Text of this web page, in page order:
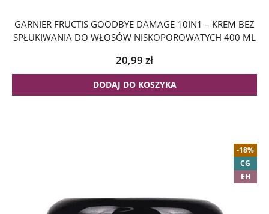
GARNIER FRUCTIS GOODBYE DAMAGE 10IN1 – KREM BEZ
SPŁUKIWANIA DO WŁOSÓW NISKOPOROWATYCH 400 ML
20,99 zł
DODAJ DO KOSZYKA
-18%
CG
EH